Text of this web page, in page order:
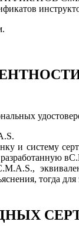
и систему
тогда